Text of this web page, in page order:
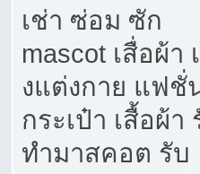
เช่า ซ่อม ซัก
mascot เสื่อผ้า
งแต่งกาย แฟชั่
กระเป๋า เสื้อผ้า
ทำมาสคอต รับ